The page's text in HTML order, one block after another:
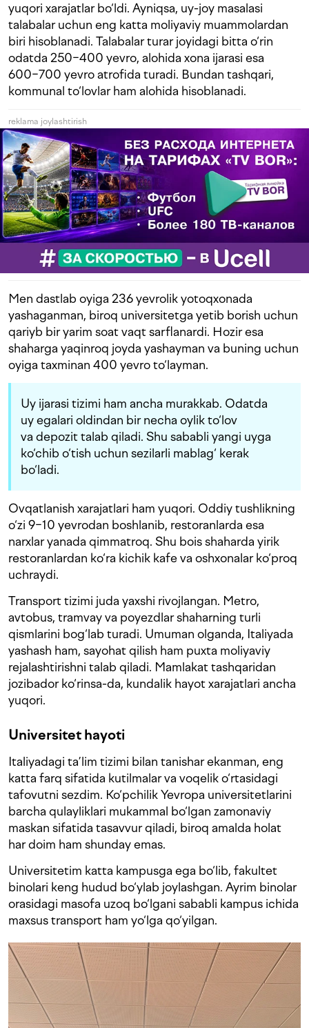
yuqori xarajatlar bo‘ldi. Ayniqsa, uy-joy masalasi
talabalar uchun eng katta moliyaviy muammolardan
biri hisoblanadi. Talabalar turar joyidagi bitta o‘rin
odatda 250−400 yevro, alohida xona ijarasi esa
600−700 yevro atrofida turadi. Bundan tashqari,
kommunal to‘lovlar ham alohida hisoblanadi.
reklama joylashtirish
Men dastlab oyiga 236 yevrolik yotoqxonada
yashaganman, biroq universitetga yetib borish uchun
qariyb bir yarim soat vaqt sarflanardi. Hozir esa
shaharga yaqinroq joyda yashayman va buning uchun
oyiga taxminan 400 yevro to‘layman.
Uy ijarasi tizimi ham ancha murakkab. Odatda
uy egalari oldindan bir necha oylik to‘lov
va depozit talab qiladi. Shu sababli yangi uyga
ko‘chib o‘tish uchun sezilarli mablag‘ kerak
bo‘ladi.
Ovqatlanish xarajatlari ham yuqori. Oddiy tushlikning
o‘zi 9−10 yevrodan boshlanib, restoranlarda esa
narxlar yanada qimmatroq. Shu bois shaharda yirik
restoranlardan ko‘ra kichik kafe va oshxonalar ko‘proq
uchraydi.
Transport tizimi juda yaxshi rivojlangan. Metro,
avtobus, tramvay va poyezdlar shaharning turli
qismlarini bog‘lab turadi. Umuman olganda, Italiyada
yashash ham, sayohat qilish ham puxta moliyaviy
rejalashtirishni talab qiladi. Mamlakat tashqaridan
jozibador ko‘rinsa-da, kundalik hayot xarajatlari ancha
yuqori.
Universitet hayoti
Italiyadagi ta’lim tizimi bilan tanishar ekanman, eng
katta farq sifatida kutilmalar va voqelik o‘rtasidagi
tafovutni sezdim. Ko‘pchilik Yevropa universitetlarini
barcha qulayliklari mukammal bo‘lgan zamonaviy
maskan sifatida tasavvur qiladi, biroq amalda holat
har doim ham shunday emas.
Universitetim katta kampusga ega bo‘lib, fakultet
binolari keng hudud bo‘ylab joylashgan. Ayrim binolar
orasidagi masofa uzoq bo‘lgani sababli kampus ichida
maxsus transport ham yo‘lga qo‘yilgan.